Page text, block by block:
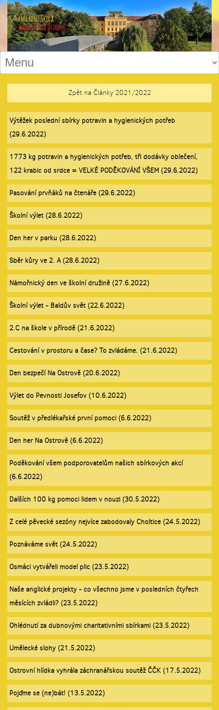
Zpět na Články 2021/2022
Výtěžek poslední sbírky potravin a hygienických potřeb
(29.6.2022)
1773 kg potravin a hygienických potřeb, tři dodávky oblečení,
122 krabic od srdce = VELKÉ PODĚKOVÁNÍ VŠEM (29.6.2022)
Pasování prvňáků na čtenáře (29.6.2022)
Školní výlet (28.6.2022)
Den her v parku (28.6.2022)
Sběr kůry ve 2. A (28.6.2022)
Námořnický den ve školní družině (27.6.2022)
Školní výlet - Baldův svět (22.6.2022)
2.C na škole v přírodě (21.6.2022)
Cestování v prostoru a čase? To zvládáme. (21.6.2022)
Den bezpečí Na Ostrově (20.6.2022)
Výlet do Pevnosti Josefov (10.6.2022)
Soutěž v předlékařské první pomoci (6.6.2022)
Den her Na Ostrově (6.6.2022)
Poděkování všem podporovatelům našich sbírkových akcí
(6.6.2022)
Dalších 100 kg pomoci lidem v nouzi (30.5.2022)
Z celé pěvecké sezóny nejvíce zabodovaly Choltice (24.5.2022)
Poznáváme svět (24.5.2022)
Osmáci vytvářeli model plic (23.5.2022)
Naše anglické projekty - co všechno jsme v posledních čtyřech
měsících zvládli? (23.5.2022)
Ohlédnutí za dubnovými charitativními sbírkami (23.5.2022)
Umělecké slohy (21.5.2022)
Ostrovní hlídka vyhrála záchranářskou soutěž ČČK (17.5.2022)
Pojďme se (ne)bát! (13.5.2022)